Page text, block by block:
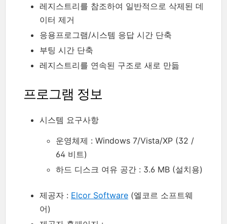
레지스트리를 참조하여 일반적으로 삭제된 데
이터 제거
응용프로그램/시스템 응답 시간 단축
부팅 시간 단축
레지스트리를 연속된 구조로 새로 만듦
프로그램 정보
시스템 요구사항
운영체제 : Windows 7/Vista/XP (32 /
64 비트)
하드 디스크 여유 공간 : 3.6 MB (설치용)
제공자 : Elcor Software (엘코르 소프트웨
어)